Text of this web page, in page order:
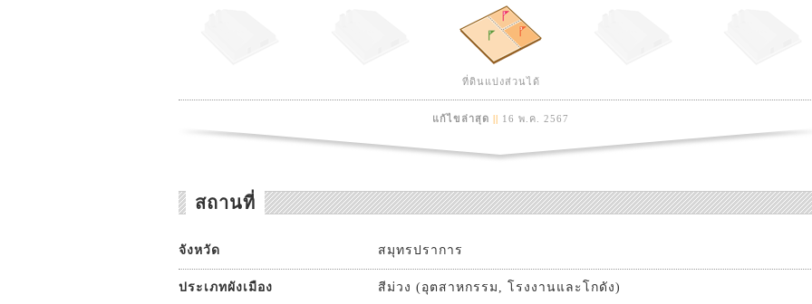
ที่ดินแบ่งส่วนได้
แก้ไขล่าสุด || 16 พ.ค. 2567
สถานที่
จังหวัด สมุทรปราการ
ประเภทผังเมือง สีม่วง (อุตสาหกรรม, โรงงานและโกดัง)